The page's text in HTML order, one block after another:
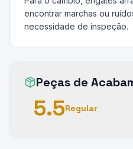
encontrar marchas ou
necessidade de inspeção.
Peças de
5.5Regular